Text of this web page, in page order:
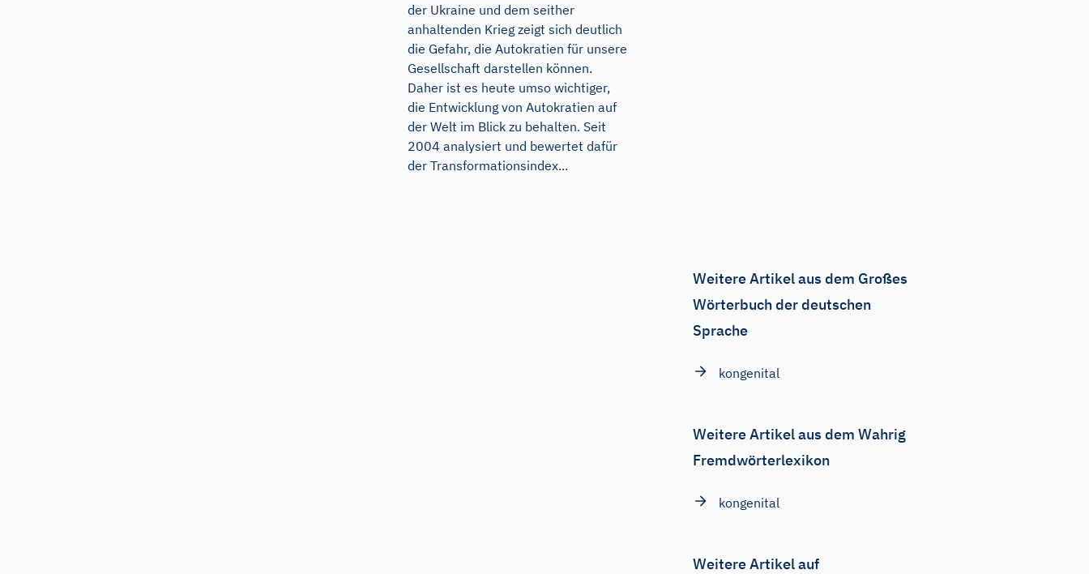
der Ukraine und dem seither
anhaltenden Krieg zeigt sich deutlich
die Gefahr, die Autokratien für unsere
Gesellschaft darstellen können.
Daher ist es heute umso wichtiger,
die Entwicklung von Autokratien auf
der Welt im Blick zu behalten. Seit
2004 analysiert und bewertet dafür
der Transformationsindex...
Weitere Artikel aus dem Großes
Wörterbuch der deutschen
Sprache
kongenital
Weitere Artikel aus dem Wahrig
Fremdwörterlexikon
kongenital
Weitere Artikel auf